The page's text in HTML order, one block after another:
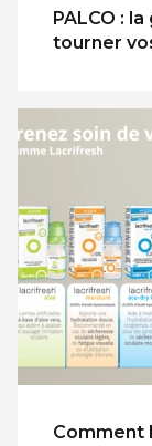
PALCO :
tourner
Comment